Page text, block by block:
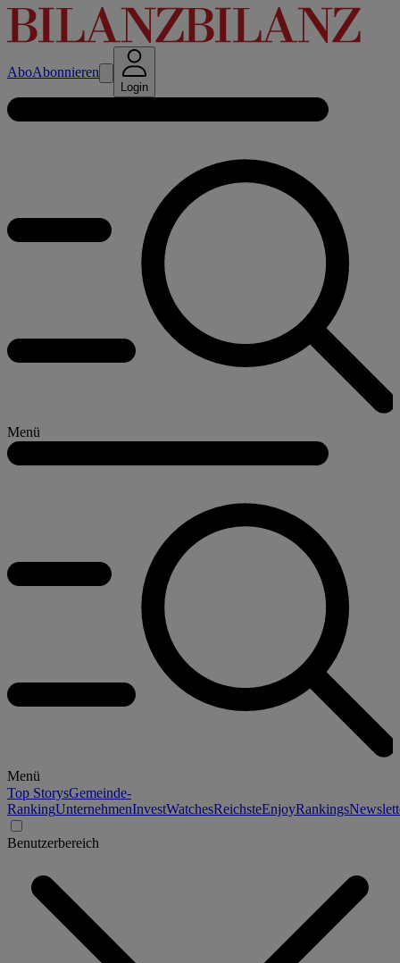
AboAbonnieren
Login
Menü
Menü
Top StorysGemeinde-
RankingUnternehmenInvestWatchesReichsteEnjoyRankings
Benutzerbereich